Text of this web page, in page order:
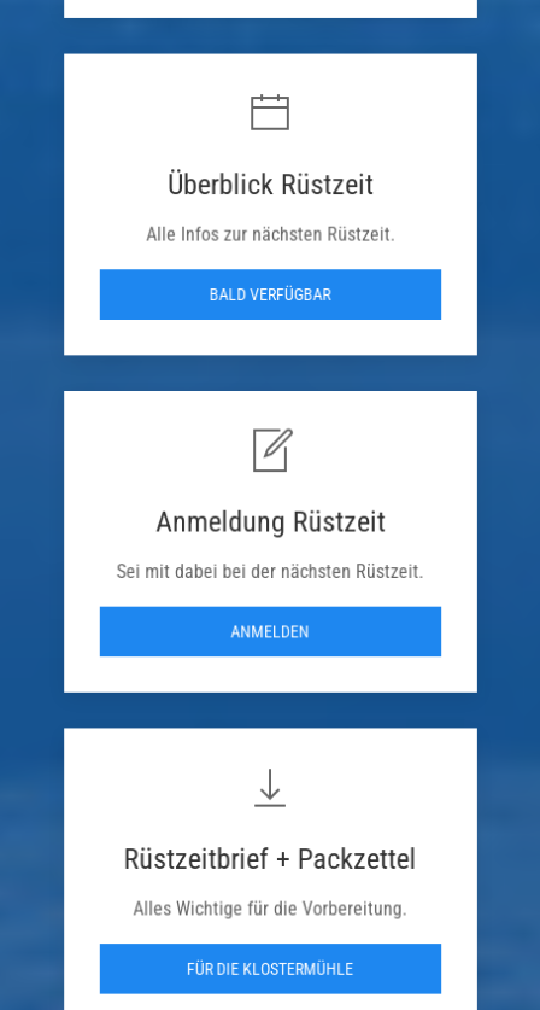
Überblick Rüstzeit
Alle Infos zur nächsten Rüstzeit.
BALD VERFÜGBAR
Anmeldung Rüstzeit
Sei mit dabei bei der nächsten Rüstzeit.
ANMELDEN
Rüstzeitbrief + Packzettel
Alles Wichtige für die Vorbereitung.
FÜR DIE KLOSTERMÜHLE